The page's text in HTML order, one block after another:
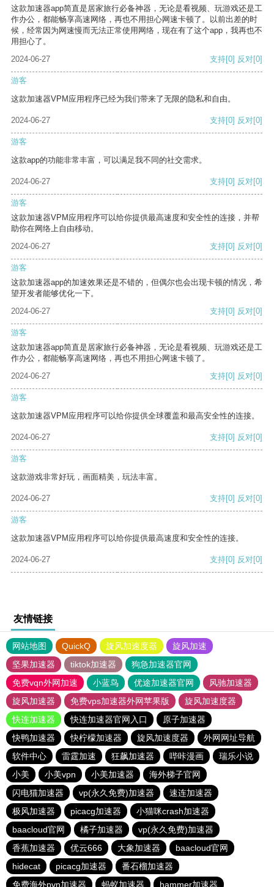
这款加速器app简直是居家旅行必备神器，无论是看视频、玩游戏还是工
作办公，都能畅享高速网络，再也不用担心网速卡顿了。以前出差的时
候，经常因为网速慢而无法正常使用网络，现在有了这个app，我再也不
用担心了。
2024-06-27
支持[0] 反对[0]
游客
这款加速器VPM应用程序已经为我们带来了无限的隐私和自由。
2024-06-27 支持[0] 反对[0]
游客
这款app的功能非常丰富，可以满足我不同的社交需求。
2024-06-27 支持[0] 反对[0]
游客
这款加速器VPM应用程序可以给你提供最高速度和安全性的连接，并帮
助你在网络上自由移动。
2024-06-27
支持[0] 反对[0]
游客
这款加速器app的加速效果还是不错的，但偶尔也会出现卡顿的情况，希
望开发者能够优化一下。
2024-06-27
支持[0] 反对[0]
游客
这款加速器app简直是居家旅行必备神器，无论是看视频、玩游戏还是工
作办公，都能畅享高速网络，再也不用担心网速卡顿了。
2024-06-27
支持[0] 反对[0]
游客
这款加速器VPM应用程序可以给你提供全球覆盖和最高安全性的连接。
2024-06-27 支持[0] 反对[0]
游客
这款游戏非常好玩，画面精美，玩法丰富。
2024-06-27 支持[0] 反对[0]
游客
这款加速器VPM应用程序可以给你提供最高速度和安全性的连接。
2024-06-27 支持[0] 反对[0]
友情链接
网站地图 QuickQ 旋风加速度器
旋风加速
坚果加速器
tiktok加速器
狗急加速器官网
免费vqn外网加速
小蓝鸟 优途加速器官网
风驰加速器
旋风加速器
免费vps加速器外网苹果版
旋风加速度器
快连加速器
快连加速器官网入口
原子加速器
快鸭加速器
快柠檬加速器 旋风加速度器
外网网址导航
软件中心
雷霆加速 狂飙加速器 哔咔漫画
瑞乐小说
小美
小美vpn 小美加速器
海外梯子官网
闪电猫加速器
vp(永久免费)加速器
速连加速器
极风加速器
picacg加速器
小猫咪crash加速器
baacloud官网
橘子加速器
vp(永久免费)加速器
香蕉加速器
优云666 大象加速器
baacloud官网
hidecat
picacg加速器
番石榴加速器
免费海外pvn加速器
蚂蚁加速器 hammer加速器